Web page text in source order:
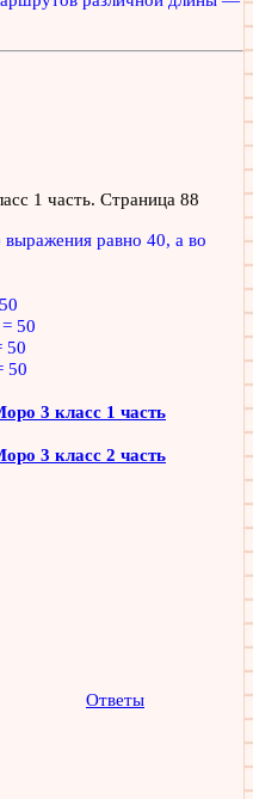
выражения равно 40, а во
50
50
50
3 класс 1 часть
3 класс 2 часть
Ответы